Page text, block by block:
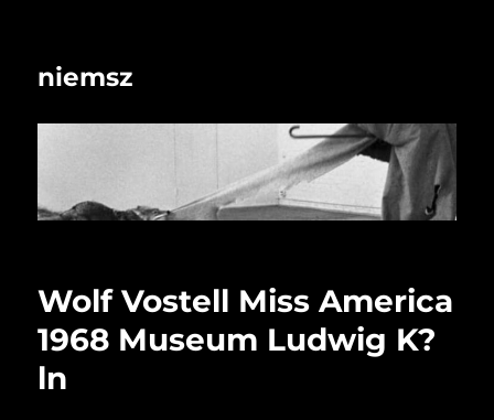
niemsz
Wolf Vostell Miss America
1968 Museum Ludwig K?
ln